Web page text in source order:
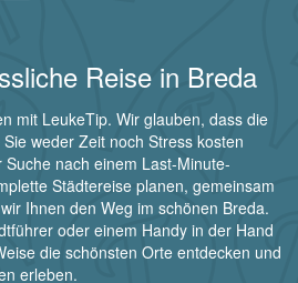
Reise in Breda
mit LeukeTip. Wir glauben, dass die
weder Zeit noch Stress kosten
nach einem Last-Minute-
Städtereise planen, gemeinsam
Ihnen den Weg im schönen Breda.
oder einem Handy in der Hand
die schönsten Orte entdecken und
erleben.